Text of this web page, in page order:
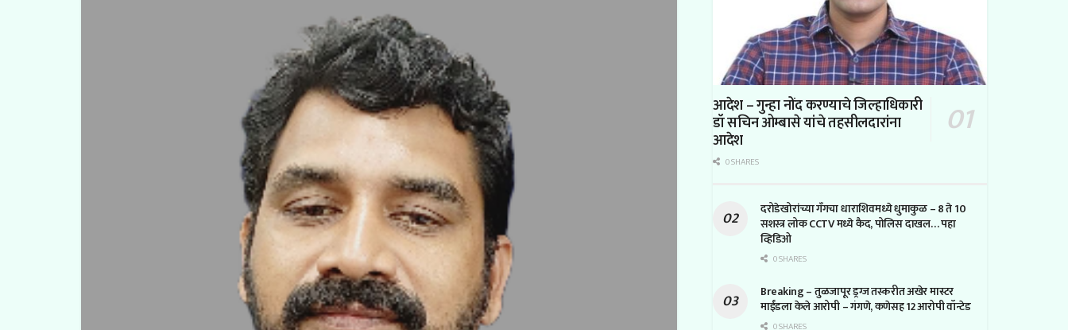
आदेश – गुन्हा नोंद करण्याचे जिल्हाधिकारी
डॉ सचिन ओम्बासे यांचे तहसीलदारांना
आदेश
0 SHARES
दरोडेखोरांच्या गँगचा धाराशिवमध्ये धुमाकुळ – 8 ते 10
सशस्त्र लोक CCTV मध्ये कैद, पोलिस दाखल… पहा
व्हिडिओ
0 SHARES
Breaking – तुळजापूर ड्रग्ज तस्करीत अखेर मास्टर
माईंडला केले आरोपी – गंगणे, कणेसह 12 आरोपी वॉन्टेड
0 SHARES